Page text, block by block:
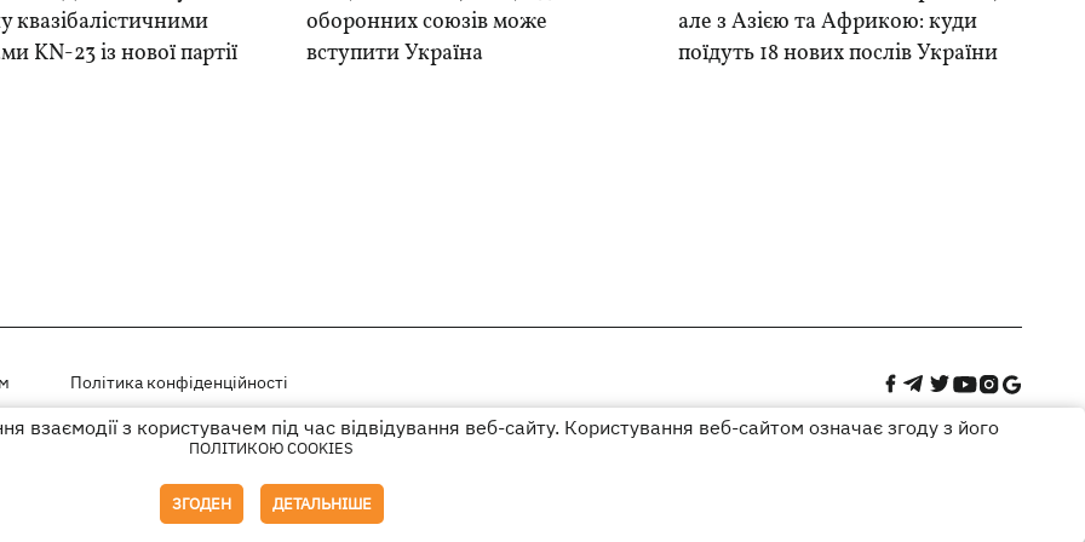
квазібалістичними
KN-23 із нової партії
оборонних союзів може
вступити Україна
але з Азією та Африкою: куди
поїдуть 18 нових послів України
Політика конфіденційності
на правах рекламиз користувачем під час відвідування веб-сайту. Користування веб-сайтом означає згоду з його
ПОЛІТИКОЮ COOKIES
ЗГОДЕН ДЕТАЛЬНІШЕ